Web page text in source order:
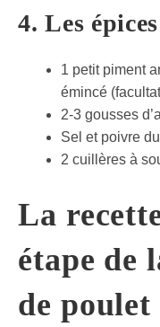
4. Les
1 petit piment
émincé
2-3 gousses
Sel et poivre
2 cuillères à
La
étape de
de poulet